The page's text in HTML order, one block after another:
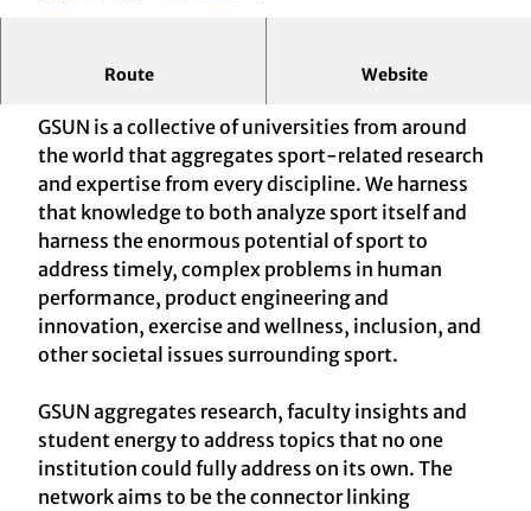
Route Website
Leading Sport in a Global Society
GSUN is a collective of universities from around
the world that aggregates sport-related research
and expertise from every discipline. We harness
that knowledge to both analyze sport itself and
harness the enormous potential of sport to
address timely, complex problems in human
performance, product engineering and
innovation, exercise and wellness, inclusion, and
other societal issues surrounding sport.
GSUN aggregates research, faculty insights and
student energy to address topics that no one
institution could fully address on its own. The
network aims to be the connector linking